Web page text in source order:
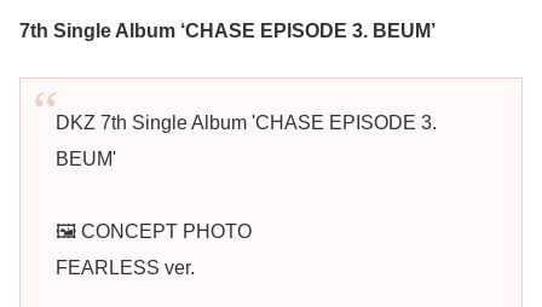
7th Single Album ‘CHASE EPISODE 3. BEUM’
DKZ 7th Single Album 'CHASE EPISODE 3.
BEUM'
🖼 CONCEPT PHOTO
FEARLESS ver.